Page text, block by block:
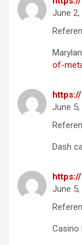
June 2,
of-
June 5,
Dash
June 5,
Casino